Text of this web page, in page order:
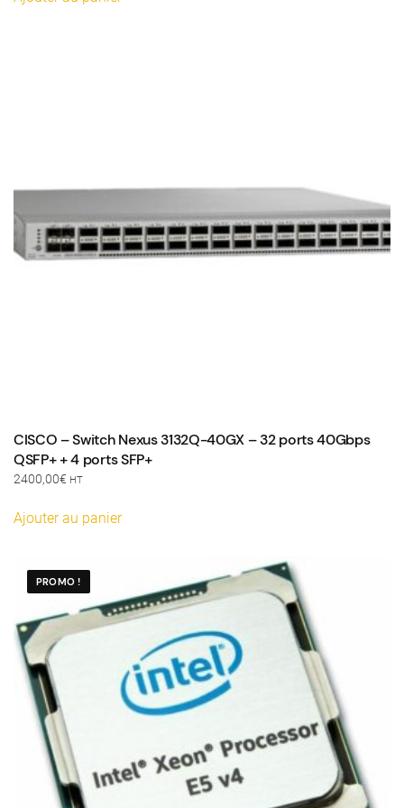
CISCO – Switch Nexus 3132Q-40GX – 32 ports 40Gbps
QSFP+ + 4 ports SFP+
2400,00€ HT
Ajouter au panier
PROMO !